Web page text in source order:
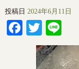
投稿日 2024年6月11日
Facebook
Twitter